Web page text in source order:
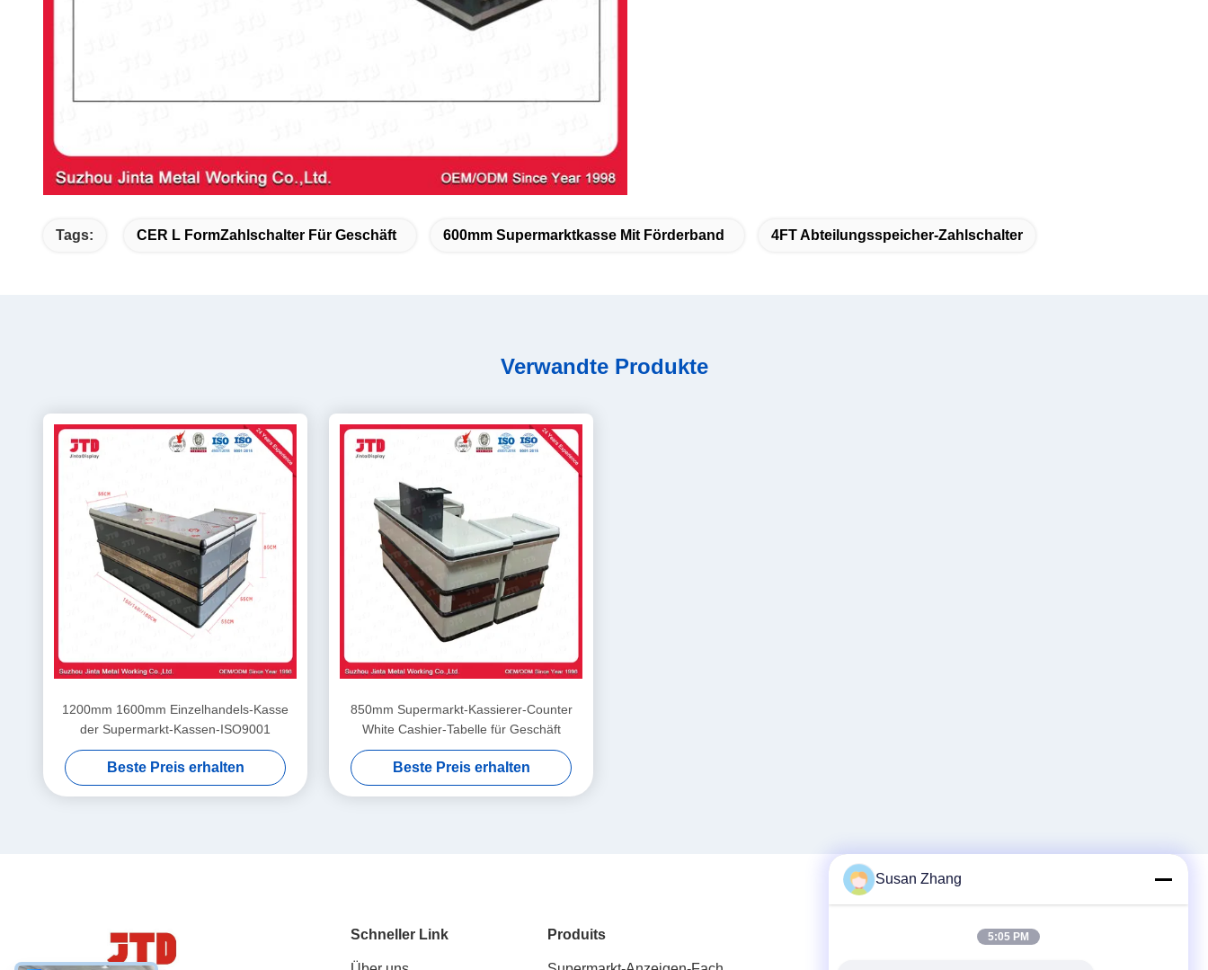
Tags: CER L FormZahlschalter Für Geschäft 600mm Supermarktkasse Mit Förderband 4FT Abteilungsspeicher-Zahlschalter
Verwandte Produkte
1200mm 1600mm Einzelhandels-Kasse
der Supermarkt-Kassen-ISO9001
Beste Preis erhalten
850mm Supermarkt-Kassierer-Counter
White Cashier-Tabelle für Geschäft
Beste Preis erhalten
Schneller Link Produits
Susan Zhang
5:05 PM